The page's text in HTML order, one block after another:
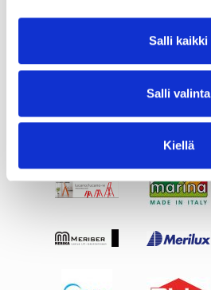
Salli kaikki
Salli valinta
Kiellä